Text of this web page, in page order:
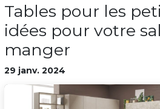
Tables pour les
idées pour votre
manger
29 janv. 2024